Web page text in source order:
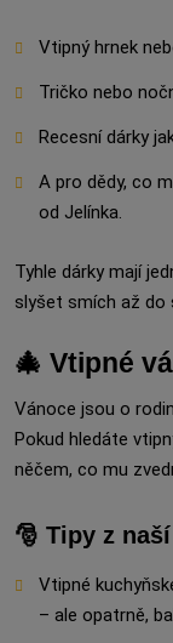
Vtipný hrnek
Tričko nebo
Recesní dárky
A pro dědy, co
od Jelínka.
Tyhle dárky mají
slyšet smích až do
🎄 Vtipné
Vánoce jsou o
Pokud hledáte
něčem, co mu
🎅 Tipy z
Vtipné
– ale opatrně,